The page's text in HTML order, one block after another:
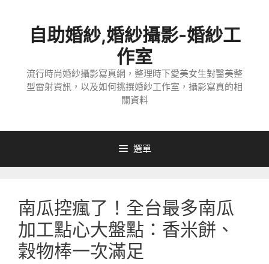
自助婚紗,婚紗攝影-婚紗工
作室
流行時尚婚紗攝影寫真網，整理時下愛美女生對醫美整
型雷射資訊，以及如何挑撰婚紗工作室，攝影寫真的相
關資料
選單
南瓜控瘋了！全台最多南瓜
加工點心大盤點：香米餅、
穀物棒一次滿足